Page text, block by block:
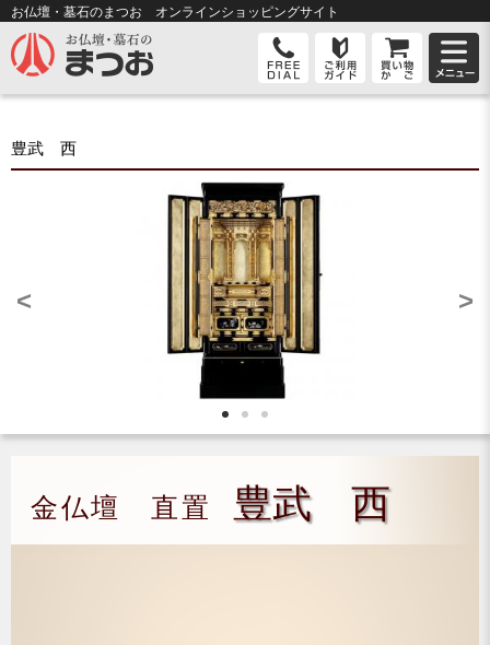
お仏壇・墓石のまつお オンラインショッピングサイト
豊武 西
< >
金仏壇 直置 豊武 西